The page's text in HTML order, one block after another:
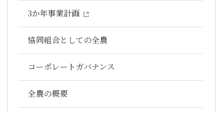
3か年事業計画
協同組合としての全農
コーポレートガバナンス
全農の概要